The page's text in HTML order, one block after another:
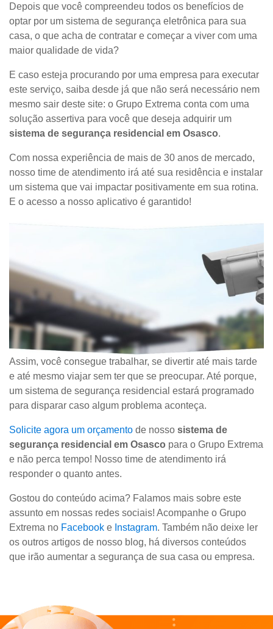
Depois que você compreendeu todos os benefícios de
optar por um sistema de segurança eletrônica para sua
casa, o que acha de contratar e começar a viver com uma
maior qualidade de vida?
E caso esteja procurando por uma empresa para executar
este serviço, saiba desde já que não será necessário nem
mesmo sair deste site: o Grupo Extrema conta com uma
solução assertiva para você que deseja adquirir um
sistema de segurança residencial em Osasco.
Com nossa experiência de mais de 30 anos de mercado,
nosso time de atendimento irá até sua residência e instalar
um sistema que vai impactar positivamente em sua rotina.
E o acesso a nosso aplicativo é garantido!
Assim, você consegue trabalhar, se divertir até mais tarde
e até mesmo viajar sem ter que se preocupar. Até porque,
um sistema de segurança residencial estará programado
para disparar caso algum problema aconteça.
Solicite agora um orçamento de nosso sistema de
segurança residencial em Osasco para o Grupo Extrema
e não perca tempo! Nosso time de atendimento irá
responder o quanto antes.
Gostou do conteúdo acima? Falamos mais sobre este
assunto em nossas redes sociais! Acompanhe o Grupo
Extrema no Facebook e Instagram. Também não deixe ler
os outros artigos de nosso blog, há diversos conteúdos
que irão aumentar a segurança de sua casa ou empresa.